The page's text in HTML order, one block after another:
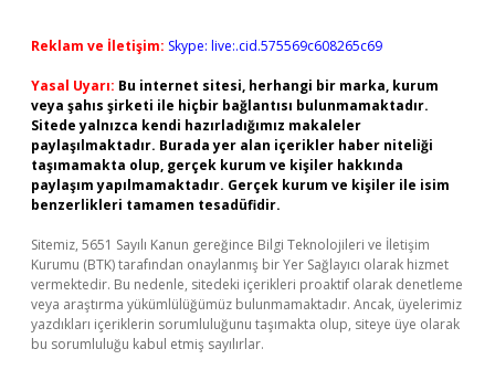
Reklam ve İletişim: Skype: live:.cid.575569c608265c69
Yasal Uyarı: Bu internet sitesi, herhangi bir marka, kurum
veya şahıs şirketi ile hiçbir bağlantısı bulunmamaktadır.
Sitede yalnızca kendi hazırladığımız makaleler
paylaşılmaktadır. Burada yer alan içerikler haber niteliği
taşımamakta olup, gerçek kurum ve kişiler hakkında
paylaşım yapılmamaktadır. Gerçek kurum ve kişiler ile isim
benzerlikleri tamamen tesadüfidir.
Sitemiz, 5651 Sayılı Kanun gereğince Bilgi Teknolojileri ve İletişim
Kurumu (BTK) tarafından onaylanmış bir Yer Sağlayıcı olarak hizmet
vermektedir. Bu nedenle, sitedeki içerikleri proaktif olarak denetleme
veya araştırma yükümlülüğümüz bulunmamaktadır. Ancak, üyelerimiz
yazdıkları içeriklerin sorumluluğunu taşımakta olup, siteye üye olarak
bu sorumluluğu kabul etmiş sayılırlar.